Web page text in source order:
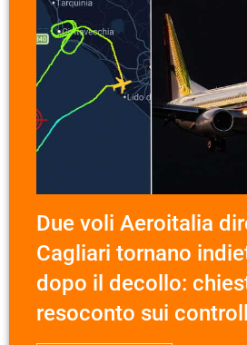
Due voli Aeroitalia
Cagliari tornano
dopo il decollo:
resoconto sui